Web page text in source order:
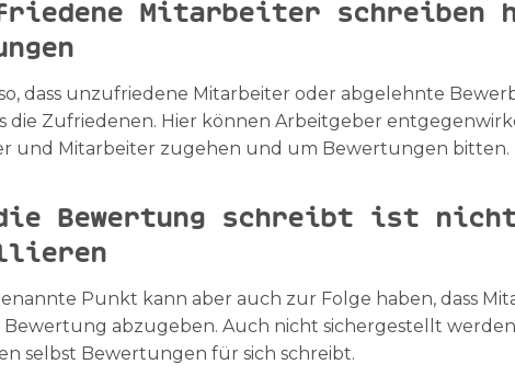
Mitarbeiter schreiben
so, dass unzufriedene Mitarbeiter oder abgelehnte
die Zufriedenen. Hier können Arbeitgeber
und Mitarbeiter zugehen und um Bewertungen bitten.
Bewertung schreibt ist
Punkt kann aber auch zur Folge haben, dass
Bewertung abzugeben. Auch nicht sichergestellt
selbst Bewertungen für sich schreibt.